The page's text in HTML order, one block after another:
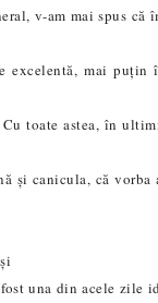
v-am mai spus că
excelentă, mai puțin
Cu toate astea, în
și canicula, că vorba
una din acele zile